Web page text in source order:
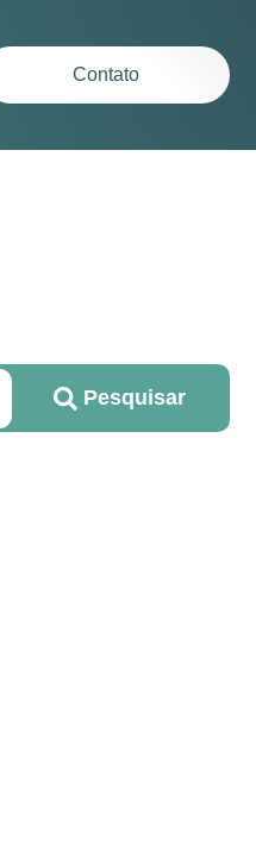
Contato
Pesquisar